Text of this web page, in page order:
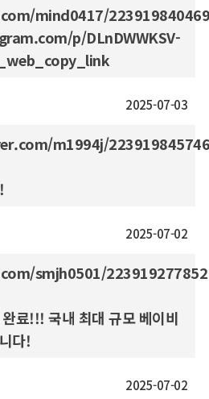
mind0417/223919840469
p/DLnDWWKSV-
2025-07-03
m1994j/223919845746
2025-07-02
smjh0501/223919277852
료!!! 국내 최대 규모 베이비
다!
2025-07-02